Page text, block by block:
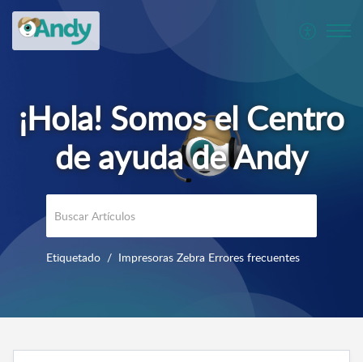
Etiquetado Impresoras Zebra Errores frecuentes